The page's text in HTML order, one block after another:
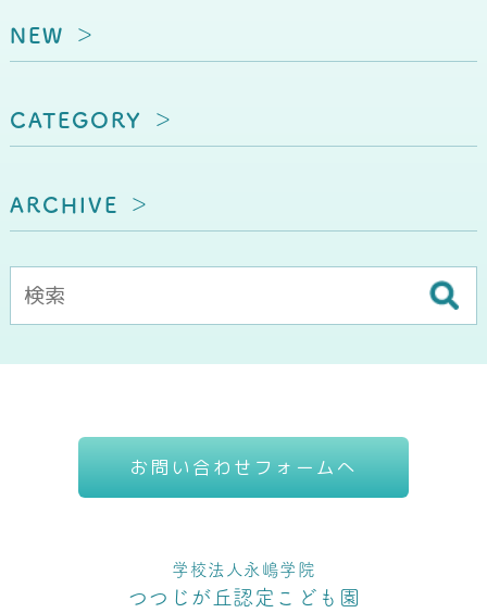
NEW
CATEGORY
ARCHIVE
お問い合わせフォームへ
学校法人永嶋学院
つつじが丘認定こども園